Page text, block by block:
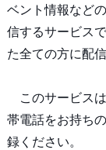
ベント情報など
信するサービス
た全ての方に配
このサービス
帯電話をお持ち
録ください。